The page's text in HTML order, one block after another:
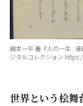
岡本一平 著『人の一生 :
ジタルコレクション
世界という桧